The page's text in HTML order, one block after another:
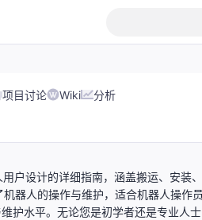
项目讨论 Wiki 分析
户设计的详细指南，涵盖搬运、安装
器人的操作与维护，适合机器人操作
护水平。无论您是初学者还是专业人